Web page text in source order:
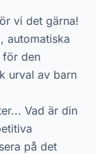
vi det gärna!
automatiska
för den
urval av barn
Vad är din
på det